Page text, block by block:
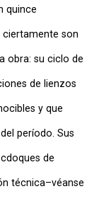
quince
ciertamente son
obra: su ciclo de
de lienzos
y que
período. Sus
de
técnica–véanse